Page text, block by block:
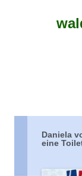
Daniela
eine